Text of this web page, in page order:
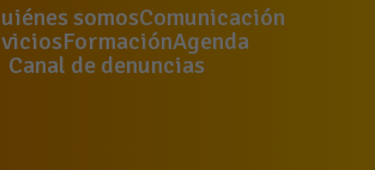
somosComunicación
FormaciónAgenda
Canal de denuncias